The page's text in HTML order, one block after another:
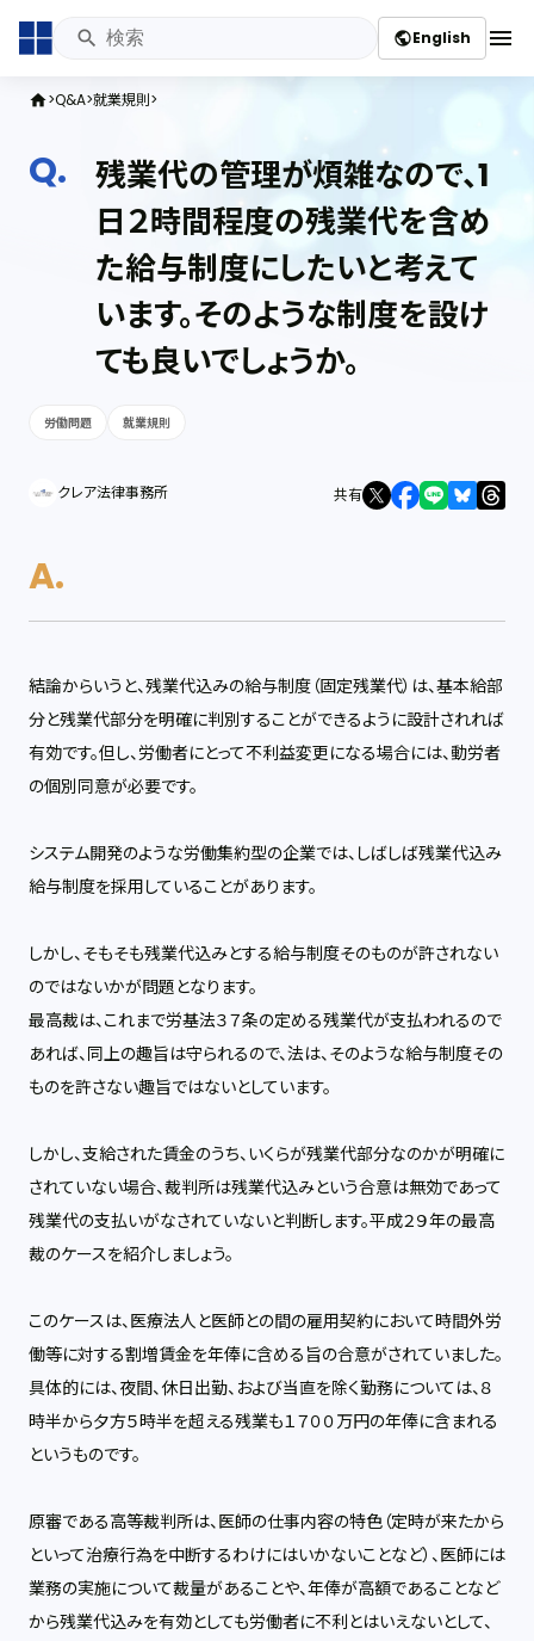
publicEnglish menu
home Q&A 就業規則
残業代の管理が煩雑なので、1
日２時間程度の残業代を含め
た給与制度にしたいと考えて
います。そのような制度を設け
ても良いでしょうか。
労働問題 就業規則
クレア法律事務所 共有
結論からいうと、残業代込みの給与制度（固定残業代）は、基本給部
分と残業代部分を明確に判別することができるように設計されれば
有効です。但し、労働者にとって不利益変更になる場合には、動労者
の個別同意が必要です。
システム開発のような労働集約型の企業では、しばしば残業代込み
給与制度を採用していることがあります。
しかし、そもそも残業代込みとする給与制度そのものが許されない
のではないかが問題となります。
最高裁は、これまで労基法３７条の定める残業代が支払われるので
あれば、同上の趣旨は守られるので、法は、そのような給与制度その
ものを許さない趣旨ではないとしています。
しかし、支給された賃金のうち、いくらが残業代部分なのかが明確に
されていない場合、裁判所は残業代込みという合意は無効であって
残業代の支払いがなされていないと判断します。平成２９年の最高
裁のケースを紹介しましょう。
このケースは、医療法人と医師との間の雇用契約において時間外労
働等に対する割増賃金を年俸に含める旨の合意がされていました。
具体的には、夜間、休日出勤、および当直を除く勤務については、８
時半から夕方５時半を超える残業も１７００万円の年俸に含まれる
というものです。
原審である高等裁判所は、医師の仕事内容の特色（定時が来たから
といって治療行為を中断するわけにはいかないことなど）、医師には
業務の実施について裁量があることや、年俸が高額であることなど
から残業代込みを有効としても労働者に不利とはいえないとして、